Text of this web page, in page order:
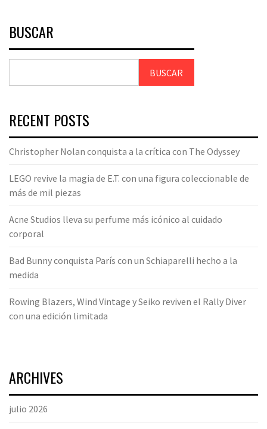
BUSCAR
BUSCAR
RECENT POSTS
Christopher Nolan conquista a la crítica con The Odyssey
LEGO revive la magia de E.T. con una figura coleccionable de
más de mil piezas
Acne Studios lleva su perfume más icónico al cuidado
corporal
Bad Bunny conquista París con un Schiaparelli hecho a la
medida
Rowing Blazers, Wind Vintage y Seiko reviven el Rally Diver
con una edición limitada
ARCHIVES
julio 2026